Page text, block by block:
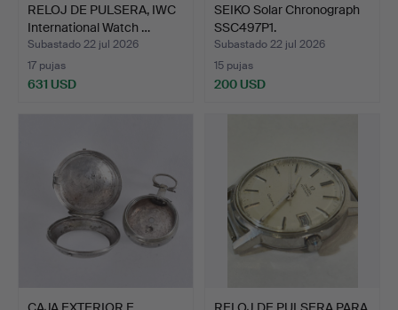
RELOJ DE PULSERA, IWC
International Watch …
Subastado 22 jul 2026
17 pujas
631 USD
SEIKO Solar Chronograph
SSC497P1.
Subastado 22 jul 2026
15 pujas
200 USD